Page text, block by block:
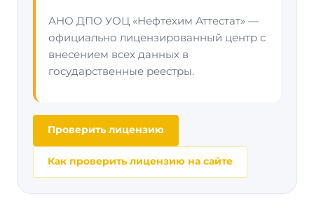
АНО ДПО УОЦ «Нефтехим Аттестат» —
официально лицензированный центр с
внесением всех данных в
государственные реестры.
Проверить лицензию
Как проверить лицензию на сайте